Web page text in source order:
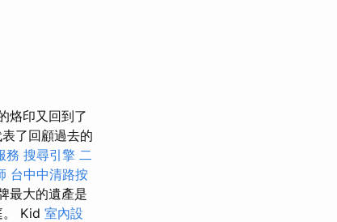
烙印又回到了
了回顧過去的
務 搜尋引擎 二
台中中清路按
最大的遺產是
。 Kid 室內設